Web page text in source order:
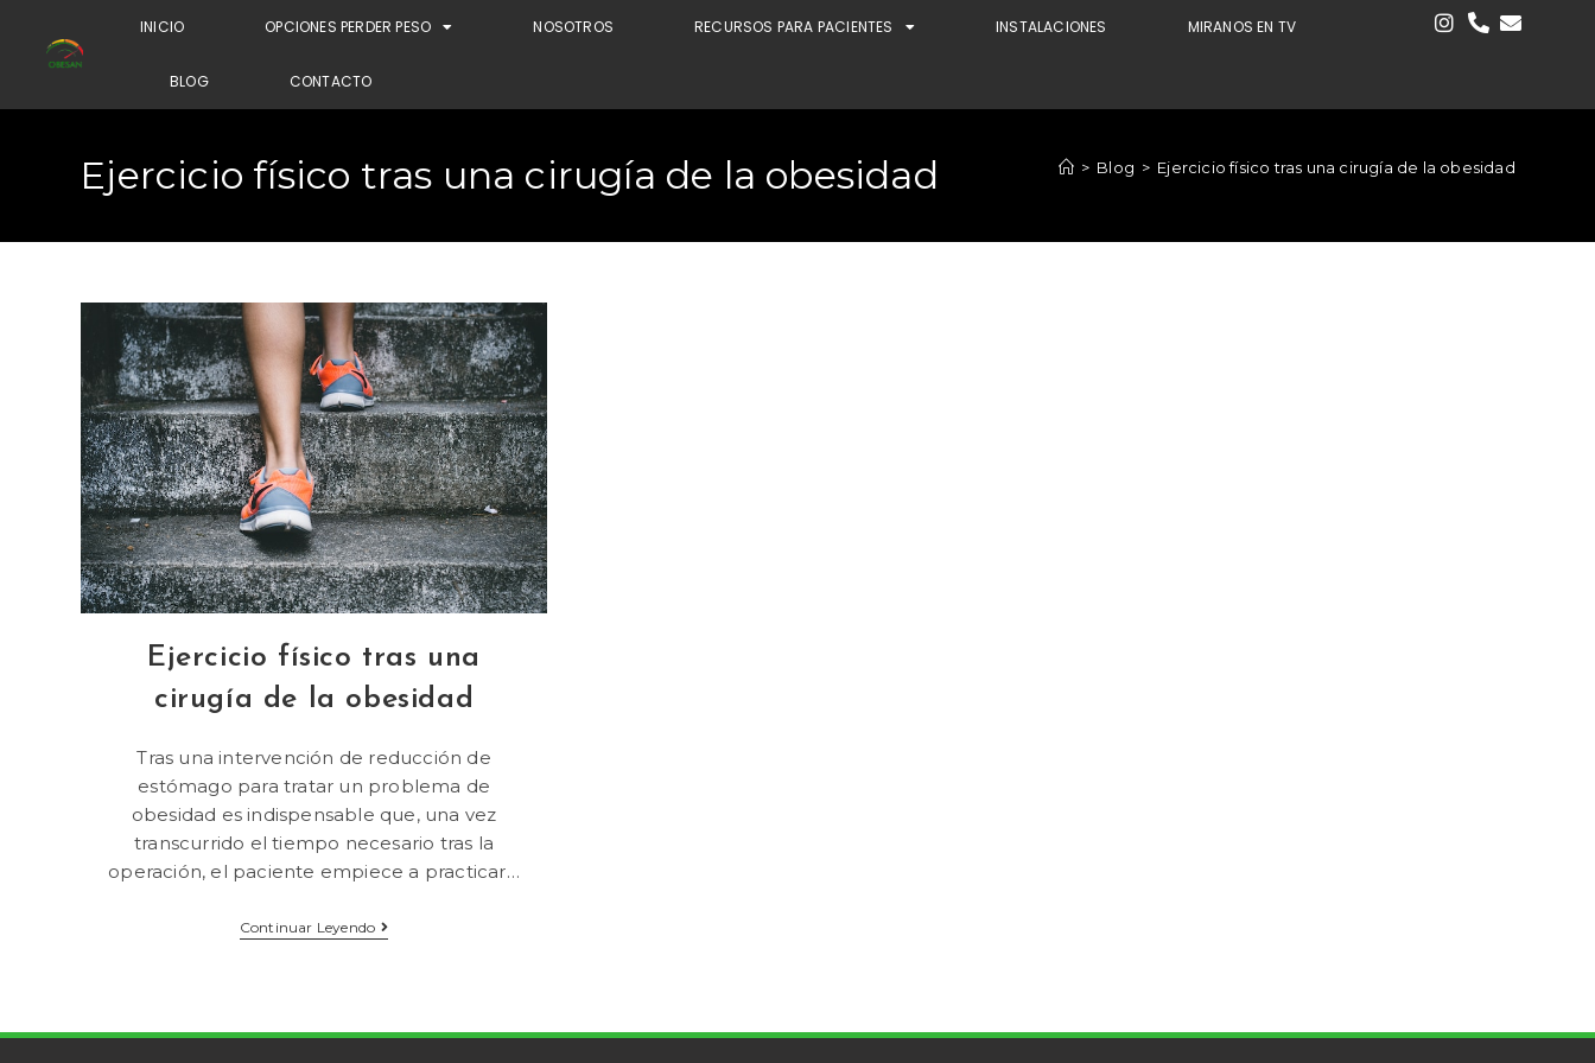
INICIO OPCIONES PERDER PESO NOSOTROS RECURSOS PARA PACIENTES INSTALACIONES MIRANOS EN TV
BLOG CONTACTO
Ejercicio físico tras una cirugía de la obesidad > Blog > Ejercicio físico tras una cirugía de la obesidad
Ejercicio físico tras una
cirugía de la obesidad
Tras una intervención de reducción de
estómago para tratar un problema de
obesidad es indispensable que, una vez
transcurrido el tiempo necesario tras la
operación, el paciente empiece a practicar…
Continuar Leyendo